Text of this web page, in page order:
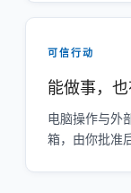
可信行动
能做事，
电脑操作与外
箱，由你批准